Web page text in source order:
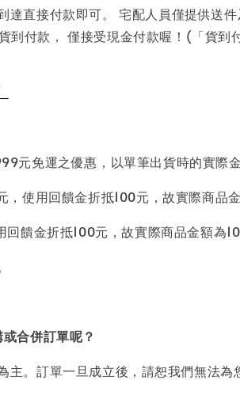
達直接付款即可。 宅配人員僅提供
到付款， 僅接受現金付款喔！(「貨
元免運之優惠，以單筆出貨時的實際
，使用回饋金折抵100元，故實際商
回饋金折抵100元，故實際商品金額
合併訂單呢？
主。訂單一旦成立後，請恕我們無法